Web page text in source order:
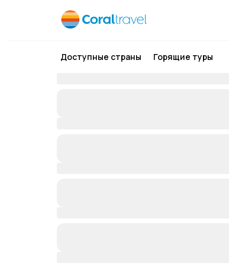
Доступные страны Горящие туры